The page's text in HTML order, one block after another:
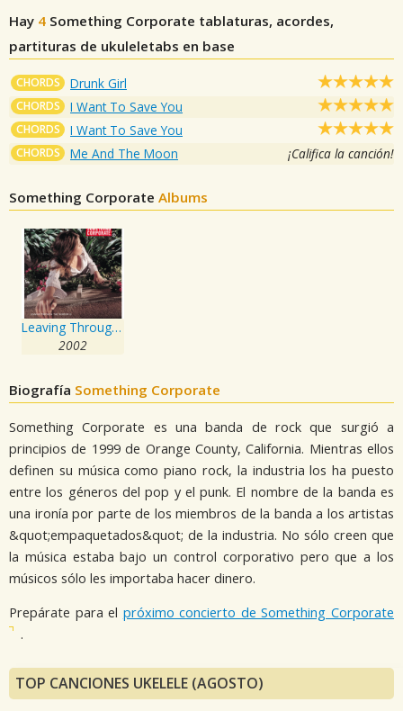
Hay 4 Something Corporate tablaturas, acordes,
partituras de ukuleletabs en base
CHORDS Drunk Girl
CHORDS I Want To Save You
CHORDS I Want To Save You
CHORDS Me And The Moon ¡Califica la canción!
Something Corporate Albums
Leaving Through The Window
2002
Biografía Something Corporate
Something Corporate es una banda de rock que surgió a
principios de 1999 de Orange County, California. Mientras ellos
definen su música como piano rock, la industria los ha puesto
entre los géneros del pop y el punk. El nombre de la banda es
una ironía por parte de los miembros de la banda a los artistas
&quot;empaquetados&quot; de la industria. No sólo creen que
la música estaba bajo un control corporativo pero que a los
músicos sólo les importaba hacer dinero.
Prepárate para el próximo concierto de Something Corporate
.
TOP CANCIONES UKELELE (AGOSTO)